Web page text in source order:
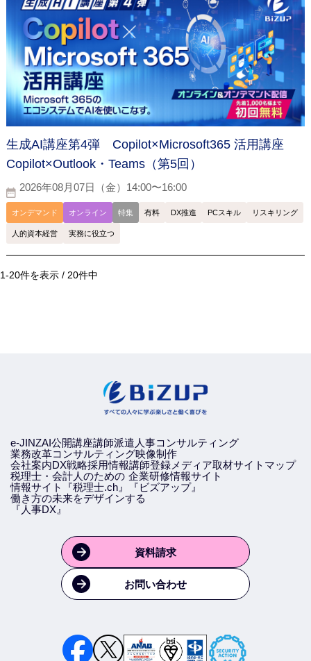
生成AI講座第4弾 Copilot×Microsoft365 活用講座
Copilot×Outlook・Teams（第5回）
2026年08月07日（金）14:00〜16:00
オンデマンド オンライン 特集 有料 DX推進 PCスキル リスキリング
人的資本経営 実務に役立つ
1-20件を表示 / 20件中
e-JINZAI公開講座講師派遣 人事コンサルティング
業務改革コンサルティング映像制作
会社案内DX戦略採用情報講師登録 メディア取材サイトマップ
税理士・会計人のための
情報サイト『税理士.ch』
企業研修情報サイト
『ビズアップ』
働き方の未来をデザインする
『人事DX』
資料請求
お問い合わせ